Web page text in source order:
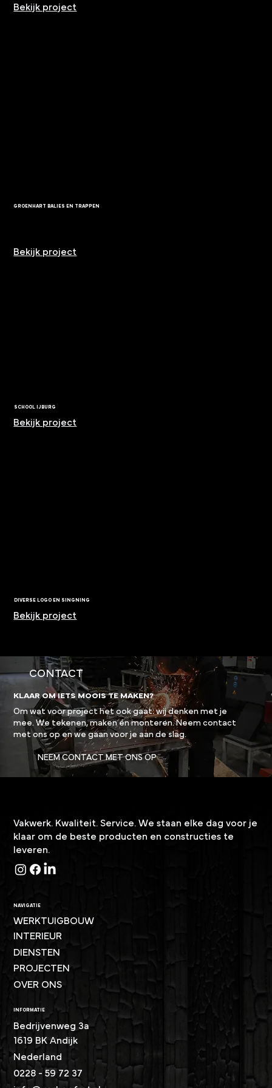
CONTACT
KLAAR OM IETS MOOIS TE MAKEN?
Om wat voor project het ook gaat: wij denken met je
mee. We tekenen, maken én monteren. Neem contact
met ons op en we gaan voor je aan de slag.
NEEM CONTACT MET ONS OP
Bekijk project
GROENHART BALIES EN TRAPPEN
Bekijk project
SCHOOL IJBURG
Bekijk project
DIVERSE LOGO EN SINGNING
Bekijk project
NAVIGATIE
WERKTUIGBOUW
INTERIEUR
DIENSTEN
PROJECTEN
OVER ONS
INFORMATIE
Bedrijvenweg 3a
1619 BK Andijk
Nederland
0228 - 59 72 37​
Vakwerk. Kwaliteit. Service. We staan elke dag voor je
klaar om de beste producten en constructies te
leveren.